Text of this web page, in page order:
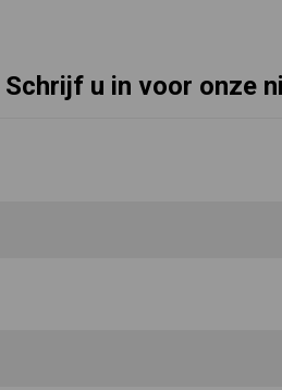
Schrijf u in voor onze